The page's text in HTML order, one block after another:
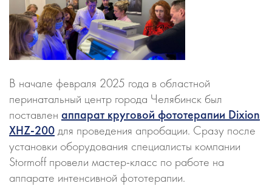
В начале февраля 2025 года в областной
перинатальный центр города Челябинск был
поставлен аппарат круговой фототерапии Dixion
XHZ-200для проведения апробации. Сразу после
установки оборудования специалисты компании
Stormoff провели мастер-класс по работе на
аппарате интенсивной фототерапии.